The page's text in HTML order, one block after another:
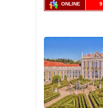
ONLINE 9